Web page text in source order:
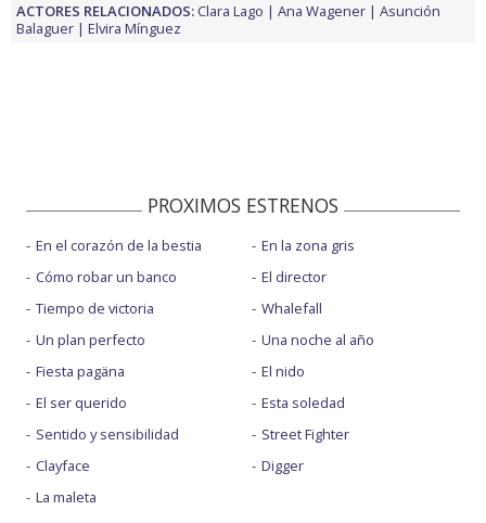
ACTORES RELACIONADOS:Clara Lago Ana Wagener
Asunción
Balaguer
Elvira Mínguez
PROXIMOS ESTRENOS
En el corazón de la bestia
Cómo robar un banco
Tiempo de victoria
Un plan perfecto
Fiesta pagäna
El ser querido
Sentido y sensibilidad
Clayface
La maleta
En la zona gris
El director
Whalefall
Una noche al año
El nido
Esta soledad
Street Fighter
Digger